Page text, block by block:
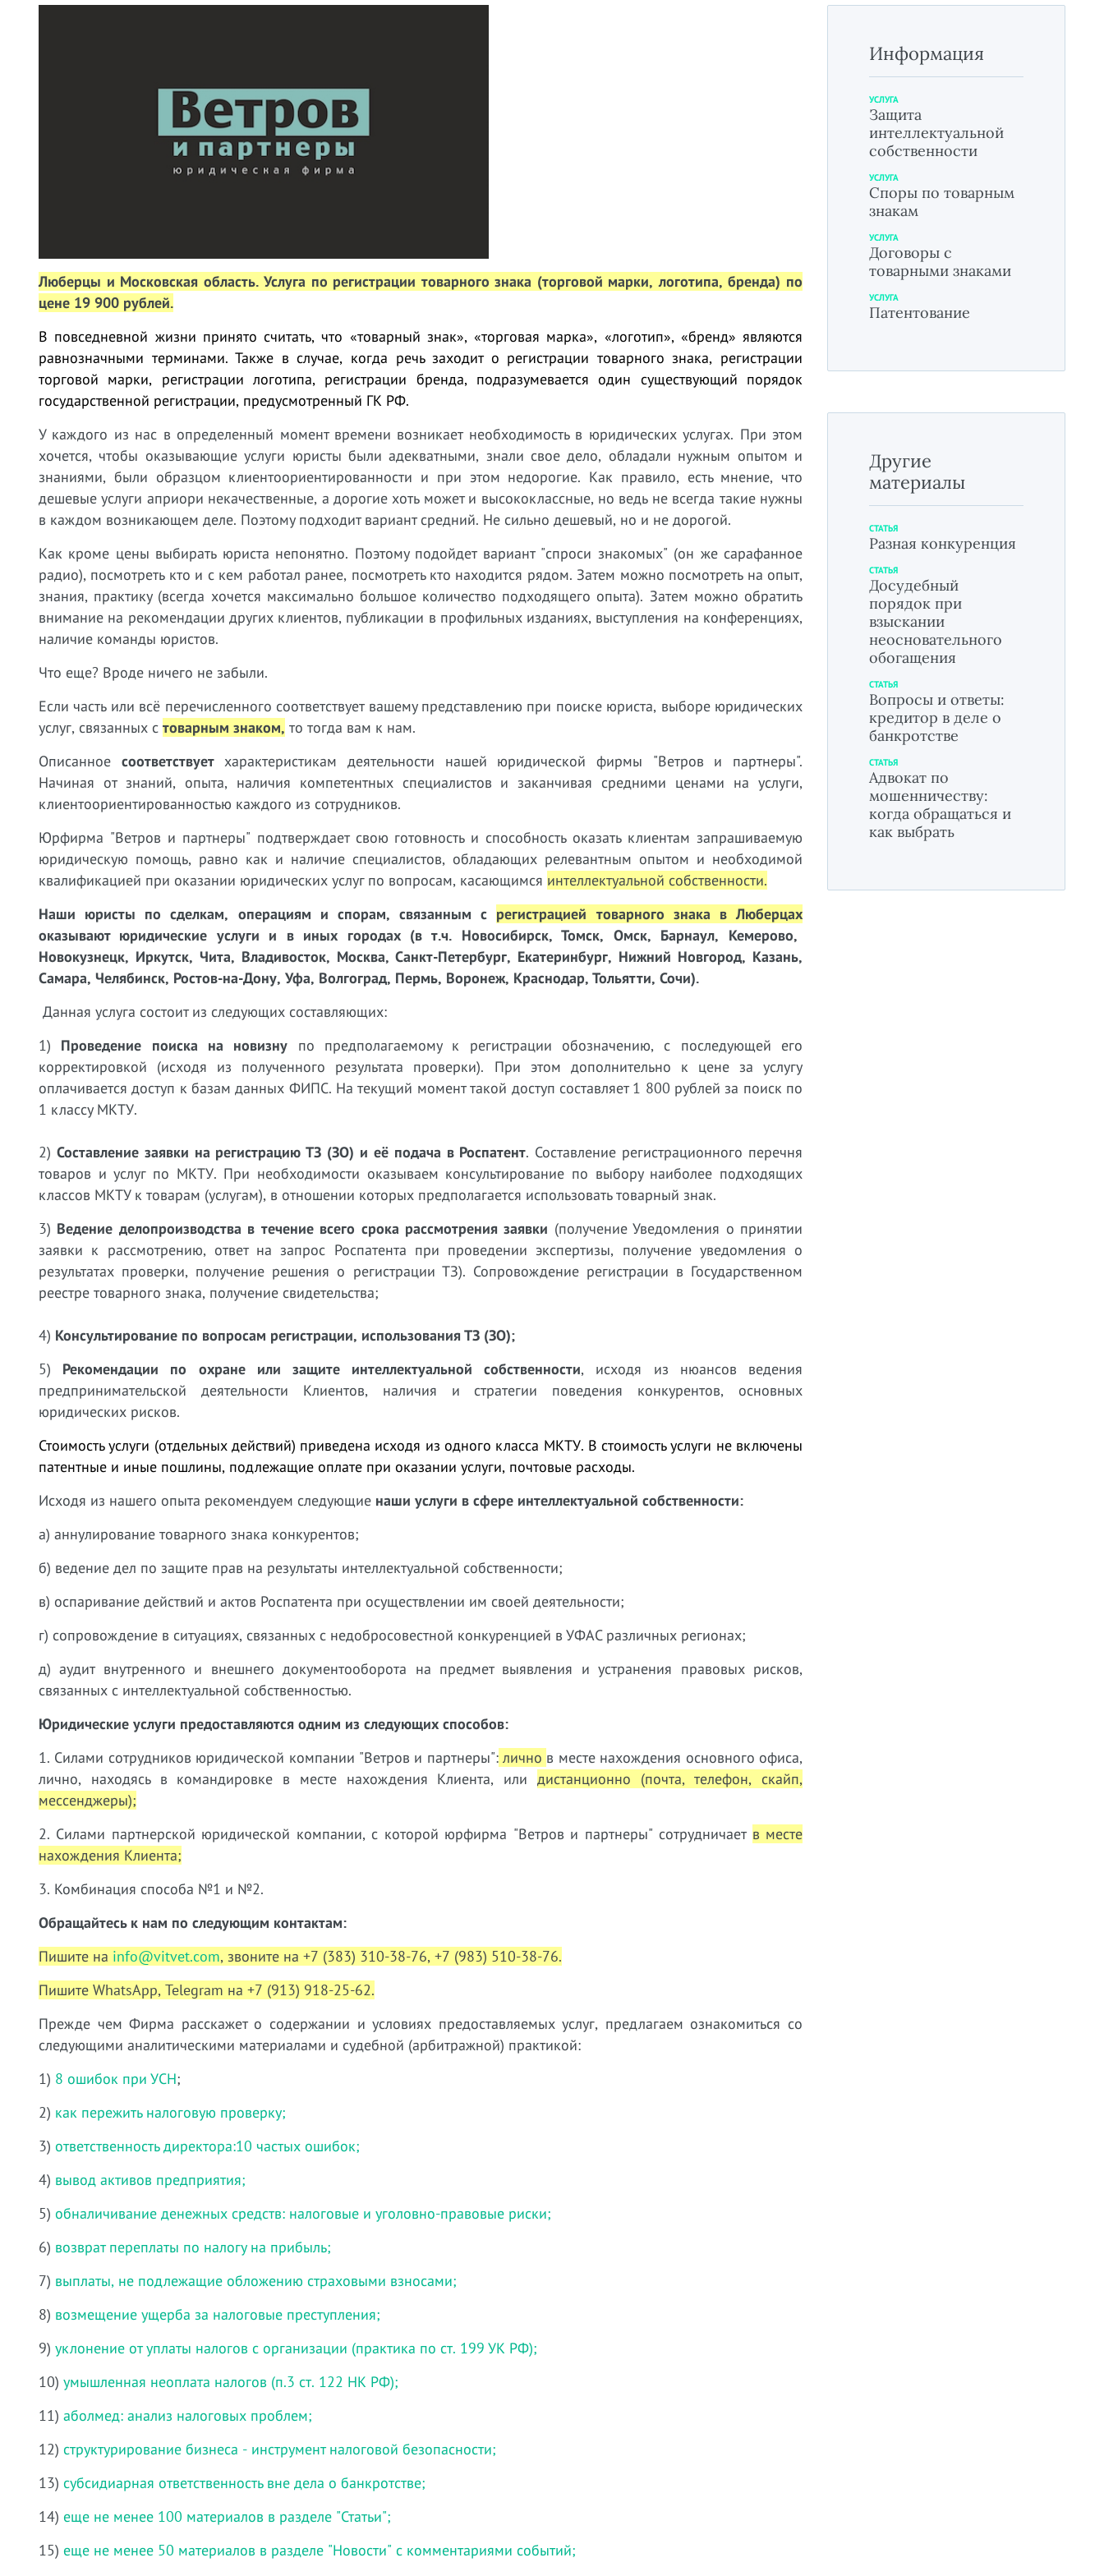
Люберцы и Московская область. Услуга по регистрации товарного знака (торговой марки, логотипа, бренда) по
цене 19 900 рублей.
В повседневной жизни принято считать, что «товарный знак», «торговая марка», «логотип», «бренд» являются
равнозначными терминами. Также в случае, когда речь заходит о регистрации товарного знака, регистрации
торговой марки, регистрации логотипа, регистрации бренда, подразумевается один существующий порядок
государственной регистрации, предусмотренный ГК РФ.
У каждого из нас в определенный момент времени возникает необходимость в юридических услугах. При этом
хочется, чтобы оказывающие услуги юристы были адекватными, знали свое дело, обладали нужным опытом и
знаниями, были образцом клиентоориентированности и при этом недорогие. Как правило, есть мнение, что
дешевые услуги априори некачественные, а дорогие хоть может и высококлассные, но ведь не всегда такие нужны
в каждом возникающем деле. Поэтому подходит вариант средний. Не сильно дешевый, но и не дорогой.
Как кроме цены выбирать юриста непонятно. Поэтому подойдет вариант "спроси знакомых" (он же сарафанное
радио), посмотреть кто и с кем работал ранее, посмотреть кто находится рядом. Затем можно посмотреть на опыт,
знания, практику (всегда хочется максимально большое количество подходящего опыта). Затем можно обратить
внимание на рекомендации других клиентов, публикации в профильных изданиях, выступления на конференциях,
наличие команды юристов.
Что еще? Вроде ничего не забыли.
Если часть или всё перечисленного соответствует вашему представлению при поиске юриста, выборе юридических
услуг, связанных с товарным знаком, то тогда вам к нам.
Описанное соответствуетхарактеристикам деятельности нашей юридической фирмы "Ветров и партнеры".
Начиная от знаний, опыта, наличия компетентных специалистов и заканчивая средними ценами на услуги,
клиентоориентированностью каждого из сотрудников.
Юрфирма "Ветров и партнеры" подтверждает свою готовность и способность оказать клиентам запрашиваемую
юридическую помощь, равно как и наличие специалистов, обладающих релевантным опытом и необходимой
квалификацией при оказании юридических услуг по вопросам, касающимся интеллектуальной собственности.
Наши юристы по сделкам, операциям и спорам, связанным с регистрацией товарного знака в Люберцах
оказывают юридические услуги и в иных городах (в т.ч. Новосибирск, Томск, Омск, Барнаул, Кемерово,
Новокузнецк, Иркутск, Чита, Владивосток, Москва, Санкт-Петербург, Екатеринбург, Нижний Новгород, Казань,
Самара, Челябинск, Ростов-на-Дону, Уфа, Волгоград, Пермь, Воронеж, Краснодар, Тольятти, Сочи).
Данная услуга состоит из следующих составляющих:
1) Проведение поиска на новизну по предполагаемому к регистрации обозначению, с последующей его
корректировкой (исходя из полученного результата проверки). При этом дополнительно к цене за услугу
оплачивается доступ к базам данных ФИПС. На текущий момент такой доступ составляет 1 800 рублей за поиск по
1 классу МКТУ.
2) Составление заявки на регистрацию ТЗ (ЗО) и её подача в Роспатент. Составление регистрационного перечня
товаров и услуг по МКТУ. При необходимости оказываем консультирование по выбору наиболее подходящих
классов МКТУ к товарам (услугам), в отношении которых предполагается использовать товарный знак.
3) Ведение делопроизводства в течение всего срока рассмотрения заявки (получениеУведомления о принятии
заявки к рассмотрению, ответ на запрос Роспатента при проведении экспертизы, получение уведомления о
результатах проверки, получение решения о регистрации ТЗ). Сопровождение регистрации в Государственном
реестре товарного знака, получение свидетельства;
4) Консультирование по вопросам регистрации, использования ТЗ (ЗО);
5) Рекомендации по охране или защите интеллектуальной собственности, исходя из нюансов ведения
предпринимательской деятельности Клиентов, наличия и стратегии поведения конкурентов, основных
юридических рисков.
Стоимость услуги (отдельных действий) приведена исходя из одного класса МКТУ. В стоимость услуги не включены
патентные и иные пошлины, подлежащие оплате при оказании услуги, почтовые расходы.
Исходя из нашего опыта рекомендуем следующие наши услуги в сфере интеллектуальной собственности:
а) аннулирование товарного знака конкурентов;
б) ведение дел по защите прав на результаты интеллектуальной собственности;
в) оспаривание действий и актов Роспатента при осуществлении им своей деятельности;
г) сопровождение в ситуациях, связанных с недобросовестной конкуренцией в УФАС различных регионах;
д) аудит внутренного и внешнего документооборота на предмет выявления и устранения правовых рисков,
связанных с интеллектуальной собственностью.
Юридические услуги предоставляются одним из следующих способов:
1. Силами сотрудников юридической компании "Ветров и партнеры":лично в месте нахождения основного офиса,
лично, находясь в командировке в месте нахождения Клиента, или дистанционно (почта, телефон, скайп,
мессенджеры);
2. Силами партнерской юридической компании, с которой юрфирма "Ветров и партнеры" сотрудничает в месте
нахождения Клиента;
3. Комбинация способа №1 и №2.
Обращайтесь к нам по следующим контактам:
Пишите на info@vitvet.com, звоните на +7 (383) 310-38-76, +7 (983) 510-38-76.
Пишите WhatsApp, Telegram на +7 (913) 918-25-62.
Прежде чем Фирма расскажет о содержании и условиях предоставляемых услуг, предлагаем ознакомиться со
следующими аналитическими материалами и судебной (арбитражной) практикой:
1) 8 ошибок при УСН;
2) как пережить налоговую проверку;
3) ответственность директора:10 частых ошибок;
4) вывод активов предприятия;
5) обналичивание денежных средств: налоговые и уголовно-правовые риски;
6) возврат переплаты по налогу на прибыль;
7) выплаты, не подлежащие обложению страховыми взносами;
8) возмещение ущерба за налоговые преступления;
9) уклонение от уплаты налогов с организации (практика по ст. 199 УК РФ);
10) умышленная неоплата налогов (п.3 ст. 122 НК РФ);
11) аболмед: анализ налоговых проблем;
12) структурирование бизнеса - инструмент налоговой безопасности;
13) субсидиарная ответственность вне дела о банкротстве;
14) еще не менее 100 материалов в разделе "Статьи";
15) еще не менее 50 материалов в разделе "Новости" с комментариями событий;
Информация
УСЛУГА
Защита
интеллектуальной
собственности
УСЛУГА
Споры по товарным
знакам
УСЛУГА
Договоры с
товарными знаками
УСЛУГА
Патентование
Другие
материалы
СТАТЬЯ
Разная конкуренция
СТАТЬЯ
Досудебный
порядок при
взыскании
неосновательного
обогащения
СТАТЬЯ
Вопросы и ответы:
кредитор в деле о
банкротстве
СТАТЬЯ
Адвокат по
мошенничеству:
когда обращаться и
как выбрать